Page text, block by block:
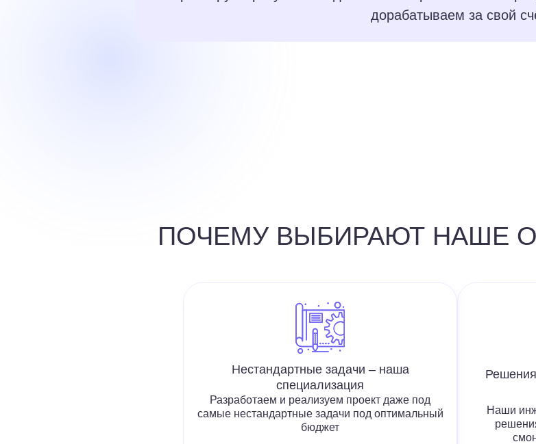
дорабатываем за свой
Нестандартные задачи – наша
специализация
Разработаем и реализуем проект даже под
самые нестандартные задачи под оптимальный
бюджет
Наши
ПОЧЕМУ ВЫБИРАЮТ НАШЕ